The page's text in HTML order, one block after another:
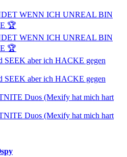
WENN ICH UNREAL BIN
🏆
WENN ICH UNREAL BIN
🏆
SEEK aber ich HACKE gegen
SEEK aber ich HACKE gegen
Duos (Mexify hat mich hart
Duos (Mexify hat mich hart